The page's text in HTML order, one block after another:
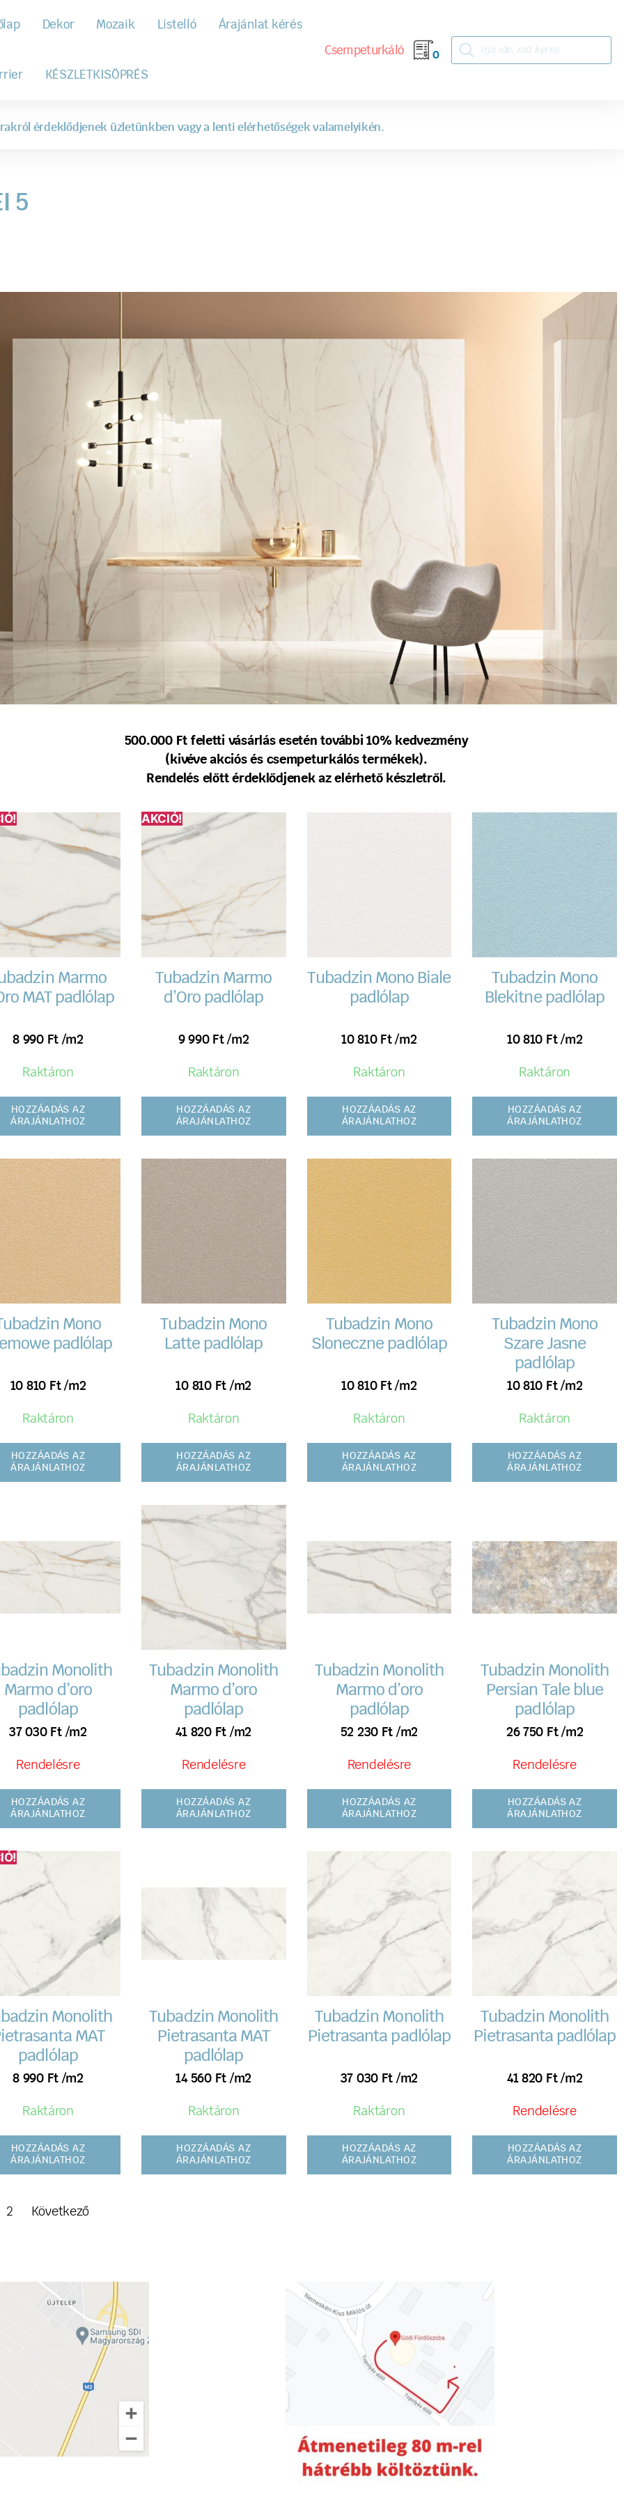
Dekor Mozaik Listelló Árajánlat kérés
KÉSZLETKISÖPRÉS
Csempeturkáló 0
érdeklődjenek üzletünkben vagy a lenti elérhetőségek valamelyikén.
5
500.000 Ft feletti vásárlás esetén további 10% kedvezmény
(kivéve akciós és csempeturkálós termékek).
Rendelés előtt érdeklődjenek az elérhető készletről.
Marmo
MAT padlólap
8 990 Ft /m2
Raktáron
HOZZÁADÁS AZ
ÁRAJÁNLATHOZ
AKCIÓ!
Tubadzin Marmo
d’Oro padlólap
9 990 Ft /m2
Raktáron
HOZZÁADÁS AZ
ÁRAJÁNLATHOZ
Tubadzin Mono Biale
padlólap
10 810 Ft /m2
Raktáron
HOZZÁADÁS AZ
ÁRAJÁNLATHOZ
Tubadzin Mono
Blekitne padlólap
10 810 Ft /m2
Raktáron
HOZZÁADÁS AZ
ÁRAJÁNLATHOZ
Mono
padlólap
10 810 Ft /m2
Raktáron
HOZZÁADÁS AZ
ÁRAJÁNLATHOZ
Tubadzin Mono
Latte padlólap
10 810 Ft /m2
Raktáron
HOZZÁADÁS AZ
ÁRAJÁNLATHOZ
Tubadzin Mono
Sloneczne padlólap
10 810 Ft /m2
Raktáron
HOZZÁADÁS AZ
ÁRAJÁNLATHOZ
Tubadzin Mono
Szare Jasne
padlólap
10 810 Ft /m2
Raktáron
HOZZÁADÁS AZ
ÁRAJÁNLATHOZ
Monolith
Marmo d’oro
padlólap
37 030 Ft /m2
Rendelésre
HOZZÁADÁS AZ
ÁRAJÁNLATHOZ
Tubadzin Monolith
Marmo d’oro
padlólap
41 820 Ft /m2
Rendelésre
HOZZÁADÁS AZ
ÁRAJÁNLATHOZ
Tubadzin Monolith
Marmo d’oro
padlólap
52 230 Ft /m2
Rendelésre
HOZZÁADÁS AZ
ÁRAJÁNLATHOZ
Tubadzin Monolith
Persian Tale blue
padlólap
26 750 Ft /m2
Rendelésre
HOZZÁADÁS AZ
ÁRAJÁNLATHOZ
Monolith
MAT
padlólap
8 990 Ft /m2
Raktáron
HOZZÁADÁS AZ
ÁRAJÁNLATHOZ
Tubadzin Monolith
Pietrasanta MAT
padlólap
14 560 Ft /m2
Raktáron
HOZZÁADÁS AZ
ÁRAJÁNLATHOZ
Tubadzin Monolith
Pietrasanta padlólap
37 030 Ft /m2
Raktáron
HOZZÁADÁS AZ
ÁRAJÁNLATHOZ
Tubadzin Monolith
Pietrasanta padlólap
41 820 Ft /m2
Rendelésre
HOZZÁADÁS AZ
ÁRAJÁNLATHOZ
2 Következő